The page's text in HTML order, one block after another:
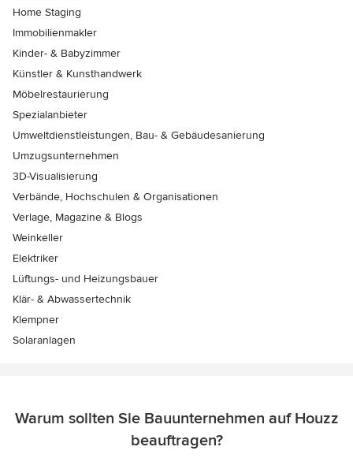
Home Staging
Immobilienmakler
Kinder- & Babyzimmer
Künstler & Kunsthandwerk
Möbelrestaurierung
Spezialanbieter
Umweltdienstleistungen, Bau- & Gebäudesanierung
Umzugsunternehmen
3D-Visualisierung
Verbände, Hochschulen & Organisationen
Verlage, Magazine & Blogs
Weinkeller
Elektriker
Lüftungs- und Heizungsbauer
Klär- & Abwassertechnik
Klempner
Solaranlagen
Warum sollten Sie Bauunternehmen auf Houzz
beauftragen?